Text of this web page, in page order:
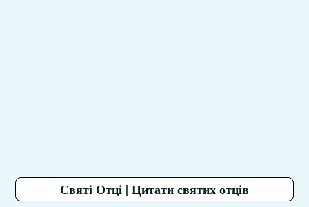
Святі Отці | Цитати святих отців